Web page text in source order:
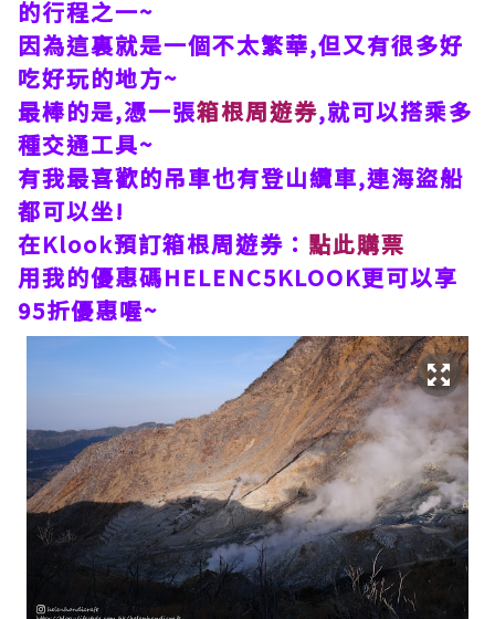
的行程之一~
因為這裏就是一個不太繁華,但又有很多好
吃好玩的地方~
最棒的是,憑一張箱根周遊券,就可以搭乘多
種交通工具~
有我最喜歡的吊車也有登山纜車,連海盜船
都可以坐!
在Klook預訂箱根周遊券： 點此購票
用我的優惠碼HELENC5KLOOK更可以享
95折優惠喔~